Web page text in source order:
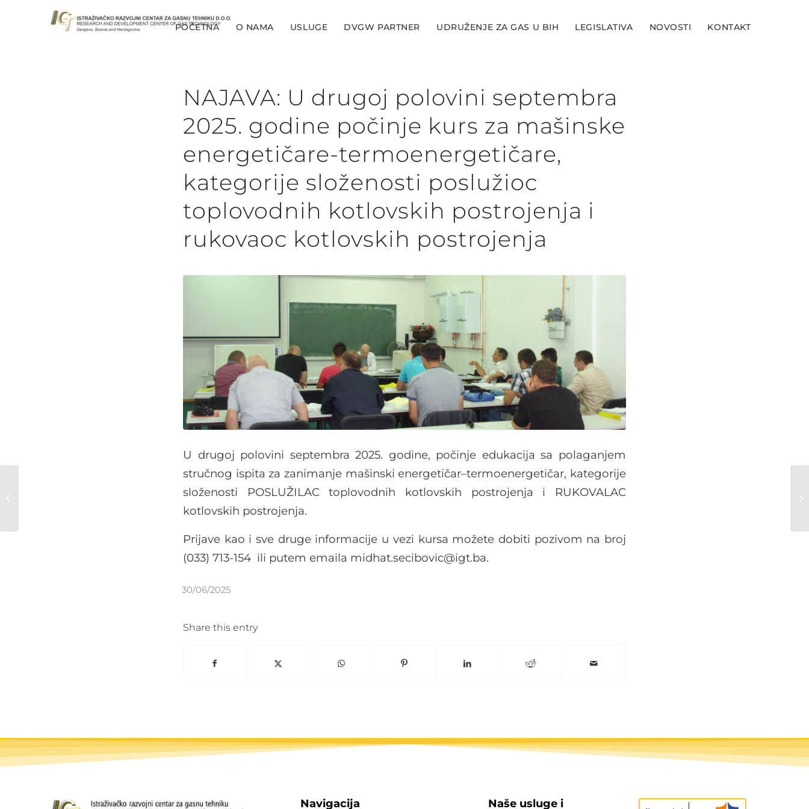
POČETNA O NAMA USLUGE DVGW PARTNER UDRUŽENJE ZA GAS U BIH LEGISLATIVA NOVOSTI KONTAKT
NAJAVA: U drugoj polovini septembra
2025. godine počinje kurs za mašinske
energetičare-termoenergetičare,
kategorije složenosti poslužioc
toplovodnih kotlovskih postrojenja i
rukovaoc kotlovskih postrojenja
U drugoj polovini septembra 2025. godine, počinje edukacija sa polaganjem
stručnog ispita za zanimanje mašinski energetičar–termoenergetičar, kategorije
složenosti POSLUŽILAC toplovodnih kotlovskih postrojenja i RUKOVALAC
kotlovskih postrojenja.
Prijave kao i sve druge informacije u vezi kursa možete dobiti pozivom na broj
(033) 713-154 ili putem emaila midhat.secibovic@igt.ba.
30/06/2025
Share this entry
Navigacija
Naše usluge i